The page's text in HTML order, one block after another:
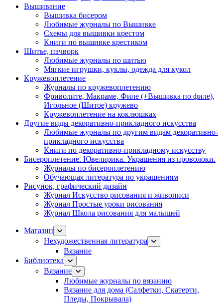
Вышивание
Вышивка бисером
Любимые журналы по Вышивке
Схемы для вышивки крестом
Книги по вышивке крестиком
Шитье, пэчворк
Любимые журналы по шитью
Мягкие игрушки, куклы, одежда для кукол
Кружевоплетение
Журналы по кружевоплетению
Фриволите, Макраме, Филе (+Вышивка по филе),
Игольное (Шитое) кружево
Кружевоплетение на коклюшках
Другие виды декоративно-прикладного искусства
Любимые журналы по другим видам декоративно-
прикладного искусства
Книги по декоративно-прикладному искусству
Бисероплетение. Ювелирика. Украшения из проволоки.
Журналы по бисероплетению
Обучающая литература по украшениям
Рисунок, графический дизайн
Журнал Искусство рисования и живописи
Журнал Простые уроки рисования
Журнал Школа рисования для малышей
Магазин
Нехудожественная литература
Вязание
Библиотека
Вязание
Любимые журналы по вязанию
Вязание для дома (Салфетки, Скатерти,
Пледы, Покрывала)